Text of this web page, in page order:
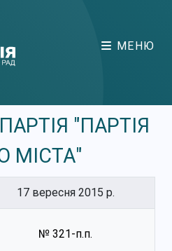
МЕНЮ
"ПАРТІЯ
МІСТА"
17 вересня 2015 р.
№ 321-п.п.